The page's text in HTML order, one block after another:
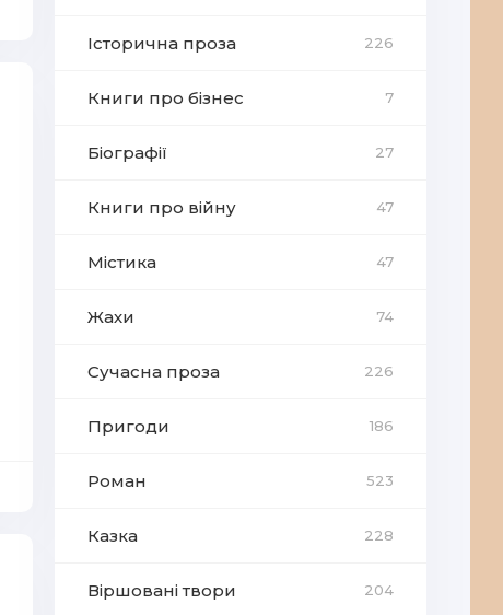
Історична проза 226
Книги про бізнес 7
Біографії 27
Книги про війну 47
Містика 47
Жахи 74
Сучасна проза 226
Пригоди 186
Роман 523
Казка 228
Віршовані твори 204